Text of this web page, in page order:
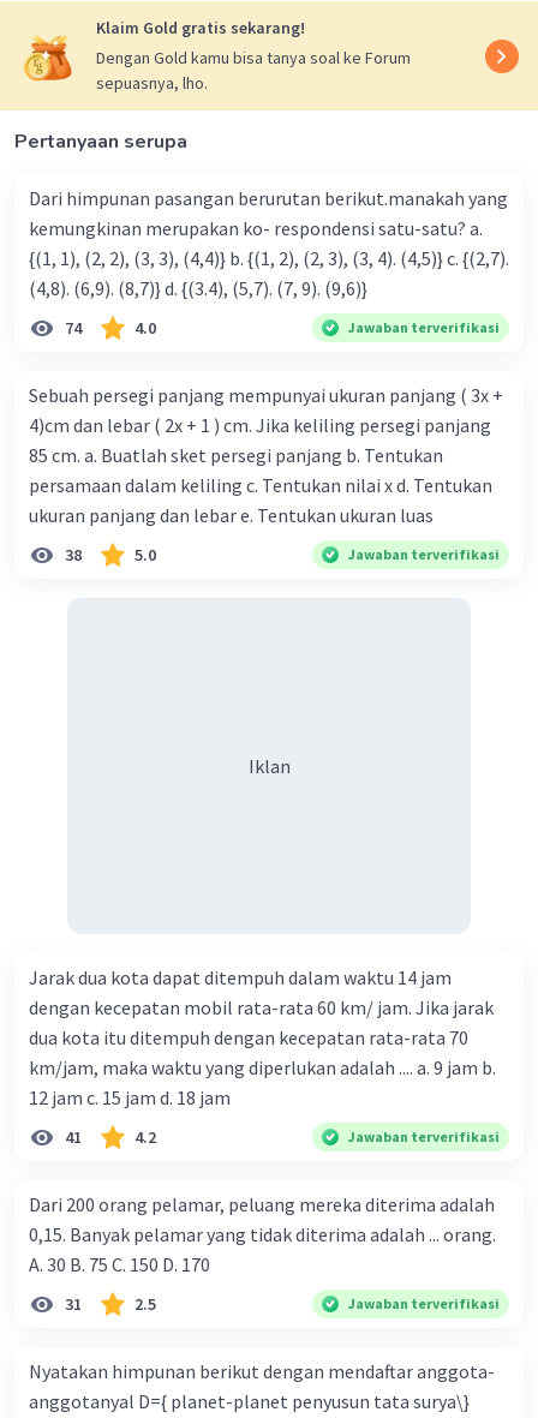
Iklan
Klaim Gold gratis sekarang!
Dengan Gold kamu bisa tanya soal ke Forum
sepuasnya, lho.
Pertanyaan serupa
Dari himpunan pasangan berurutan berikut.manakah yang
kemungkinan merupakan ko- respondensi satu-satu? a.
{(1, 1), (2, 2), (3, 3), (4,4)} b. {(1, 2), (2, 3), (3, 4). (4,5)} c. {(2,7).
(4,8). (6,9). (8,7)} d. {(3.4), (5,7). (7, 9). (9,6)}
74 4.0 Jawaban terverifikasi
Sebuah persegi panjang mempunyai ukuran panjang ( 3x +
4)cm dan lebar ( 2x + 1 ) cm. Jika keliling persegi panjang
85 cm. a. Buatlah sket persegi panjang b. Tentukan
persamaan dalam keliling c. Tentukan nilai x d. Tentukan
ukuran panjang dan lebar e. Tentukan ukuran luas
38 5.0 Jawaban terverifikasi
Iklan
Jarak dua kota dapat ditempuh dalam waktu 14 jam
dengan kecepatan mobil rata-rata 60 km/ jam. Jika jarak
dua kota itu ditempuh dengan kecepatan rata-rata 70
km/jam, maka waktu yang diperlukan adalah .... a. 9 jam b.
12 jam c. 15 jam d. 18 jam
41 4.2 Jawaban terverifikasi
Dari 200 orang pelamar, peluang mereka diterima adalah
0,15. Banyak pelamar yang tidak diterima adalah ... orang.
A. 30 B. 75 C. 150 D. 170
31 2.5 Jawaban terverifikasi
Nyatakan himpunan berikut dengan mendaftar anggota-
anggotanyal D={ planet-planet penyusun tata surya\}